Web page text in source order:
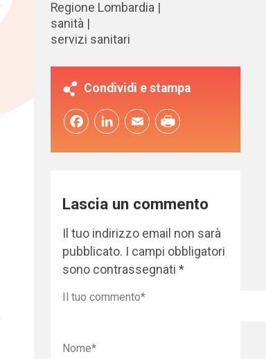
Regione Lombardia
sanità
servizi sanitari
Condividi e stampa
FacebookLinkedInEmail
Lascia un commento
Il tuo indirizzo email non sarà
pubblicato. I campi obbligatori
sono contrassegnati*